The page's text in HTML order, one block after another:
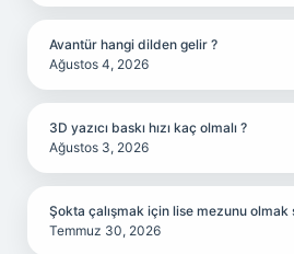
Avantür hangi dilden gelir ?
Ağustos 4, 2026
3D yazıcı baskı hızı kaç olmalı ?
Ağustos 3, 2026
Şokta çalışmak için lise mezunu olmak
Temmuz 30, 2026